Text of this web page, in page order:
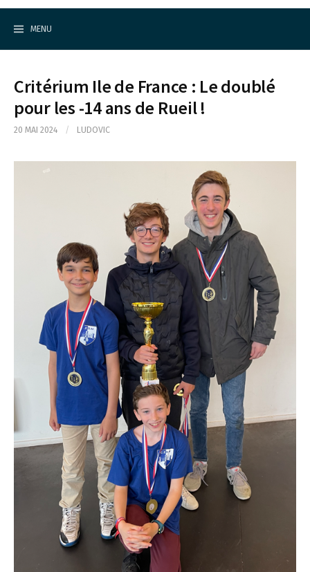
S
MENU
Critérium Ile de France : Le doublé
pour les -14 ans de Rueil !
20 MAI 2024 / LUDOVIC